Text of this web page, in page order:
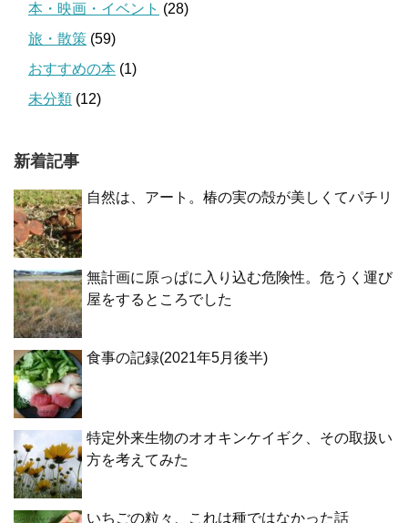
本・映画・イベント (28)
旅・散策 (59)
おすすめの本 (1)
未分類 (12)
新着記事
自然は、アート。椿の実の殻が美しくてパチリ
無計画に原っぱに入り込む危険性。危うく運び
屋をするところでした
食事の記録(2021年5月後半)
特定外来生物のオオキンケイギク、その取扱い
方を考えてみた
いちごの粒々、これは種ではなかった話